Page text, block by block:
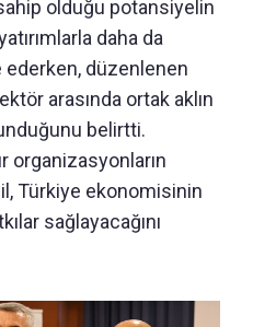
sahip olduğu potansiyelin
daha da
düzenlenen
arasında ortak aklın
belirtti.
organizasyonların
Türkiye ekonomisinin
sağlayacağını